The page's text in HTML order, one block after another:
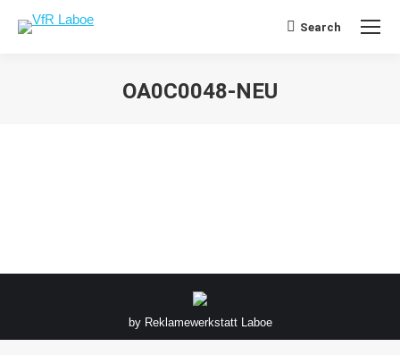
Search:
Search
OA0C0048-NEU
by Reklamewerkstatt Laboe